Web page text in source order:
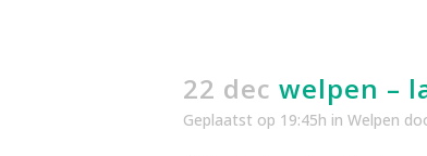
22 dec welpen –
Geplaatst op 19:45h in Welpen